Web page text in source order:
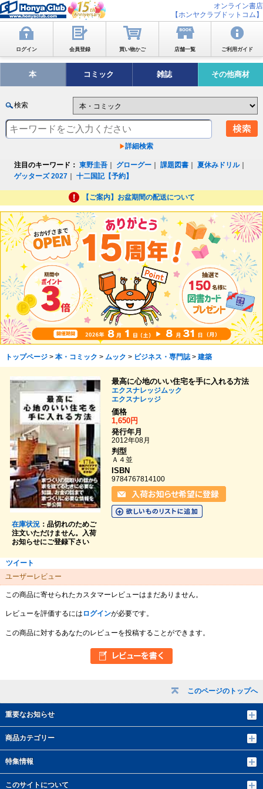
オンライン書店
【ホンヤクラブドットコム】
ログイン 会員登録 買い物かご 店舗一覧 ご利用ガイド
本 コミック 雑誌 その他商材
検索
詳細検索
注目のキーワード： 東野圭吾 グローグー ｜課題図書 ｜夏休みドリル｜
ゲッターズ 2027 ｜十二国記【予約】
【ご案内】お盆期間の配送について
このページのトップへ
重要なお知らせ
商品カテゴリー
特集情報
このサイトについて
トップページ> 本・コミック > ムック > ビジネス・専門誌> 建築
在庫状況：品切れのためご
注文いただけません。入荷
お知らせにご登録下さい
最高に心地のいい住宅を手に入れる方法
エクスナレッジムック
エクスナレッジ
価格
1,650円
発行年月
2012年08月
判型
Ａ４並
ISBN
9784767814100
ツイート
ユーザーレビュー
この商品に寄せられたカスタマーレビューはまだありません。
レビューを評価するには ログインが必要です。
この商品に対するあなたのレビューを投稿することができます。